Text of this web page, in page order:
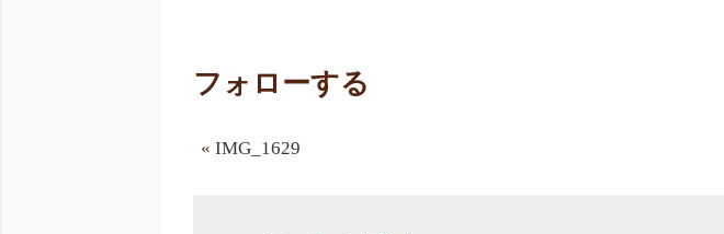
フォローする
«IMG_1629